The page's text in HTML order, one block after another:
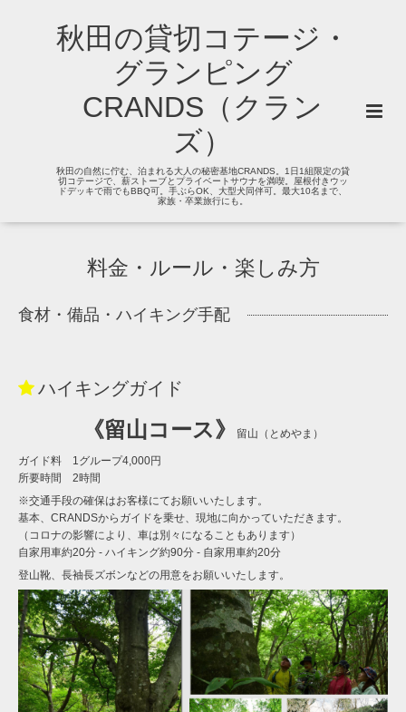
秋田の貸切コテージ・
グランピング
CRANDS（クラン
ズ）
秋田の自然に佇む、泊まれる大人の秘密基地CRANDS。1日1組限定の貸
切コテージで、薪ストーブとプライベートサウナを満喫。屋根付きウッ
ドデッキで雨でもBBQ可。手ぶらOK、大型犬同伴可。最大10名まで、
家族・卒業旅行にも。
料金・ルール・楽しみ方
食材・備品・ハイキング手配
ハイキングガイド
《留山コース》 留山（とめやま）
ガイド料 1グループ4,000円
所要時間 2時間
※交通手段の確保はお客様にてお願いいたします。
基本、CRANDSからガイドを乗せ、現地に向かっていただきます。
（コロナの影響により、車は別々になることもあります）
自家用車約20分 - ハイキング約90分 - 自家用車約20分
登山靴、長袖長ズボンなどの用意をお願いいたします。